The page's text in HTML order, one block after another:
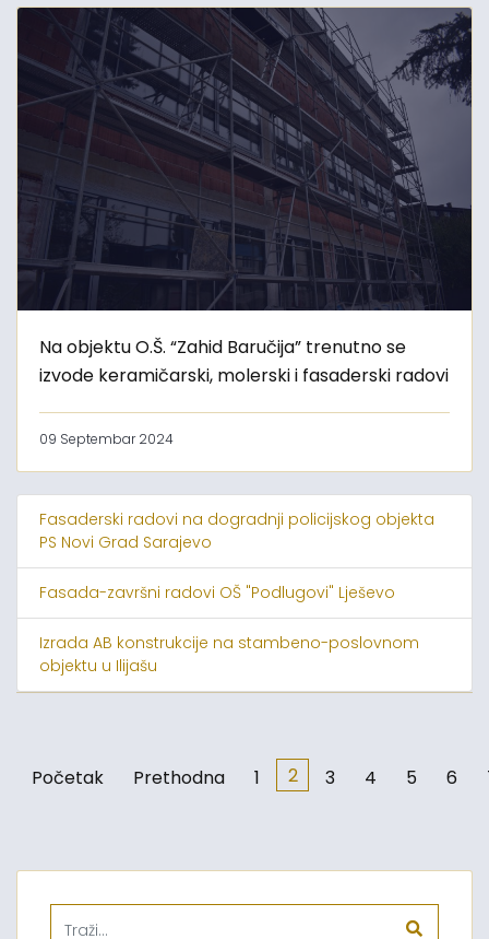
Na objektu O.Š. “Zahid Baručija” trenutno se
izvode keramičarski, molerski i fasaderski radovi
09 Septembar 2024
Fasaderski radovi na dogradnji policijskog objekta
PS Novi Grad Sarajevo
Fasada-završni radovi OŠ "Podlugovi" Lješevo
Izrada AB konstrukcije na stambeno-poslovnom
objektu u Ilijašu
Početak Prethodna 1 2 3 4 5 6